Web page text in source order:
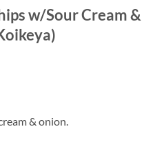
Legg til i
ønskeliste
w/Sour Cream &
& onion.